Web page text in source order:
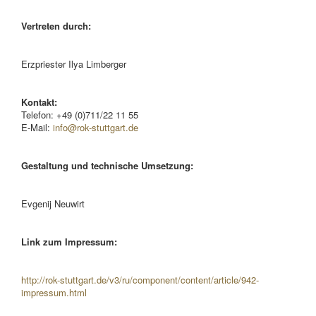
Vertreten durch:
Erzpriester Ilya Limberger
Kontakt:
Telefon: +49 (0)711/22 11 55
E-Mail: info@rok-stuttgart.de
Gestaltung und technische Umsetzung:
Evgenij Neuwirt
Link zum Impressum:
http://rok-stuttgart.de/v3/ru/component/content/article/942-
impressum.html